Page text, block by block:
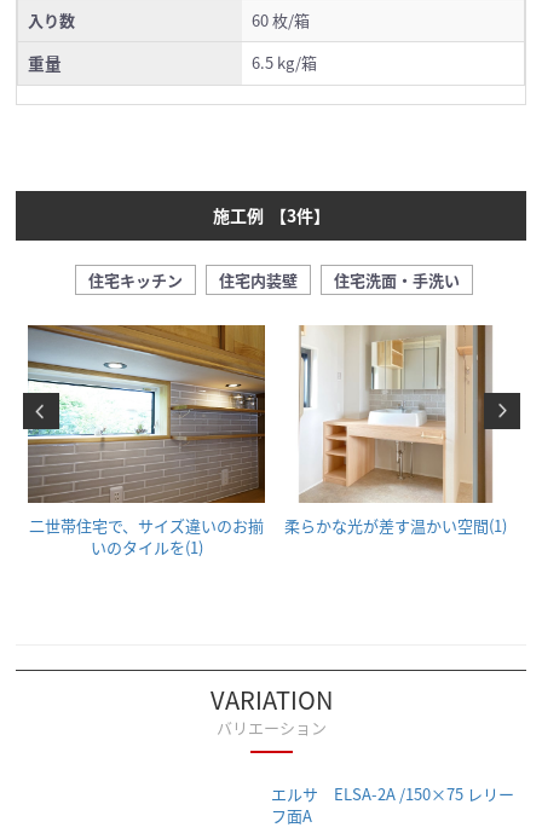
入り数 60 枚/箱
重量 6.5 kg/箱
施工例 【3件】
住宅キッチン 住宅内装壁 住宅洗面・手洗い
二世帯住宅で、サイズ違いのお揃
いのタイルを(1)
柔らかな光が差す温かい空間(1)
VARIATION
バリエーション
エルサ ELSA-2A /150×75 レリー
フ面A